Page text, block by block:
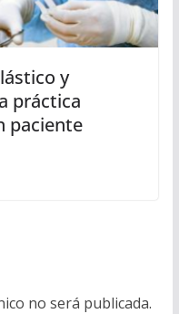
y
práctica
paciente
no será publicada.